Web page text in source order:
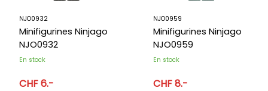
NJO0932
Minifigurines Ninjago
NJO0932
En stock
CHF 6.-
NJO0959
Minifigurines Ninjago
NJO0959
En stock
CHF 8.-